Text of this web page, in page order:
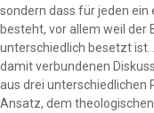
sondern dass für jeden ein
besteht, vor allem weil der
unterschiedlich besetzt ist.
damit verbundenen
aus drei unterschiedlichen
Ansatz, dem